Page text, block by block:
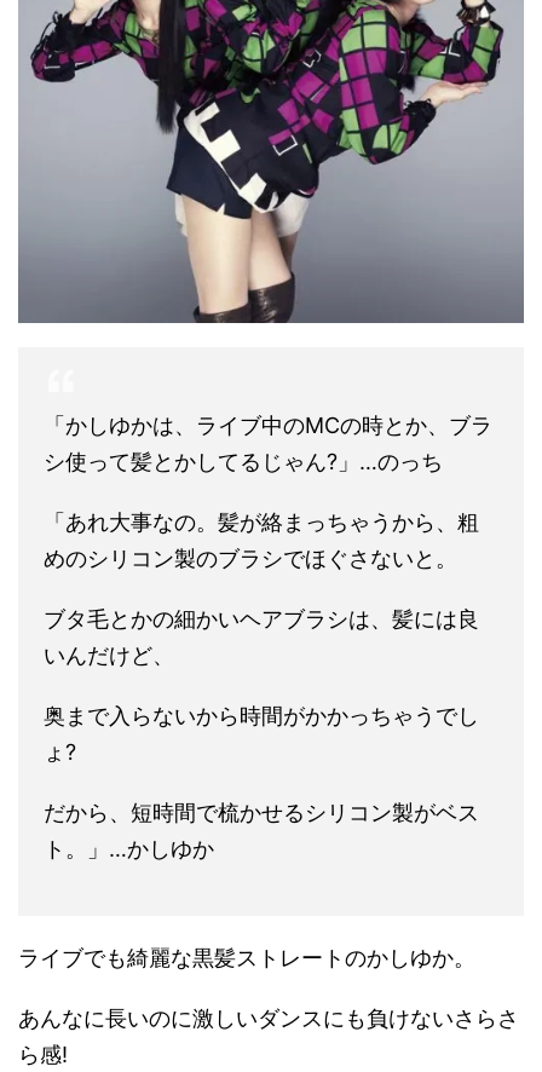
「かしゆかは、ライブ中のMCの時とか、ブラ
シ使って髪とかしてるじゃん?」…のっち
「あれ大事なの。髪が絡まっちゃうから、粗
めのシリコン製のブラシでほぐさないと。
ブタ毛とかの細かいヘアブラシは、髪には良
いんだけど、
奥まで入らないから時間がかかっちゃうでし
ょ?
だから、短時間で梳かせるシリコン製がベス
ト。」…かしゆか
ライブでも綺麗な黒髪ストレートのかしゆか。
あんなに長いのに激しいダンスにも負けないさらさ
ら感!